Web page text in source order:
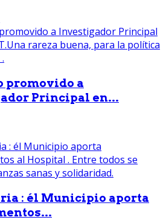
promovido a
Principal en...
: él Municipio aporta